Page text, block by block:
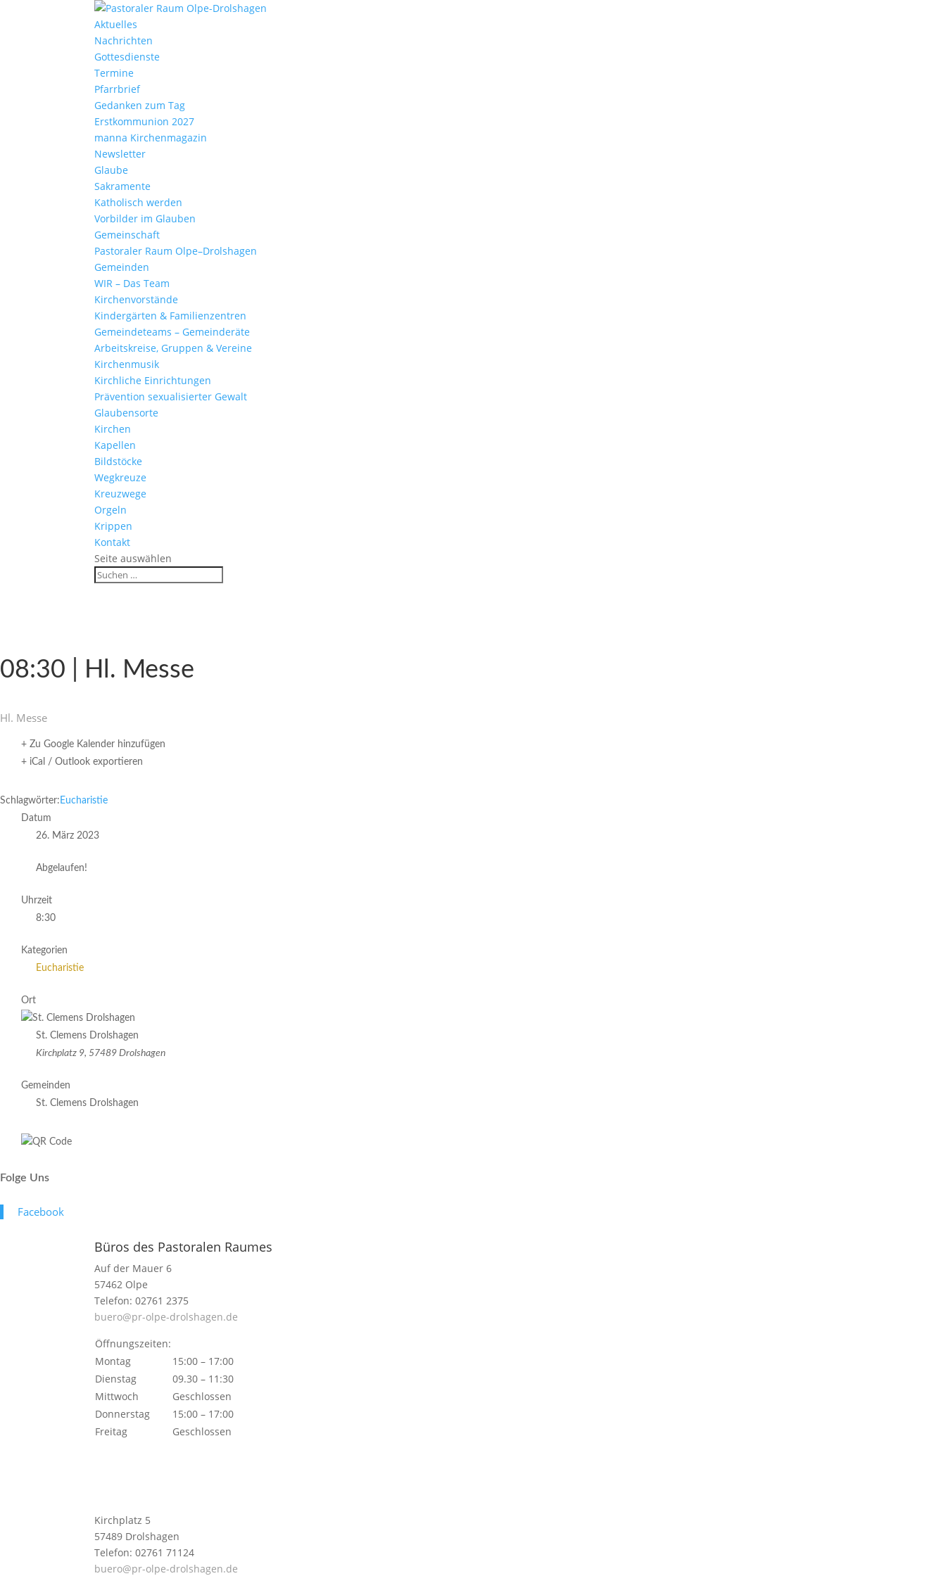
Aktu­elles
Nach­richten
Gottes­dienste
Termine
Pfarr­brief
Gedanken zum Tag
Erst­kom­mu­nion 2027
manna Kirchen­ma­gazin
News­letter
Glaube
Sakra­mente
Katho­lisch werden
Vorbilder im Glauben
Gemein­schaft
Pasto­raler Raum Olpe–Drolshagen
Gemeinden
WIR – Das Team
Kirchen­vor­stände
Kinder­gärten & Familienzentren
Gemein­de­teams – Gemeinderäte
Arbeits­kreise, Gruppen & Vereine
Kirchen­musik
Kirch­liche Einrichtungen
Präven­tion sexua­li­sierter Gewalt
Glau­ben­s­orte
Kirchen
Kapellen
Bild­stöcke
Wegkreuze
Kreuz­wege
Orgeln
Krippen
Kontakt
Seite auswählen
08:30 | Hl. Messe
Hl. Messe
+ Zu Google Kalender hinzufügen
+ iCal / Outlook exportieren
Schlagwörter: Eucharistie
Datum
26. März 2023
Abgelaufen!
Uhrzeit
8:30
Kategorien
Eucharistie
Ort
St. Clemens Drolshagen
Kirchplatz 9, 57489 Drolshagen
Gemeinden
St. Clemens Drolshagen
Folge Uns
Face­book
Büros des Pastoralen Raumes
Auf der Mauer 6
57462 Olpe
Telefon: 02761 2375
buero@pr-olpe-drolshagen.de
Öffnungszeiten:
Montag
15:00 – 17:00
Dienstag
09.30 – 11:30
Mittwoch
Geschlossen
Donnerstag
15:00 – 17:00
Freitag
Geschlossen
Kirchplatz 5
57489 Drolshagen
Telefon: 02761 71124
buero@pr-olpe-drolshagen.de